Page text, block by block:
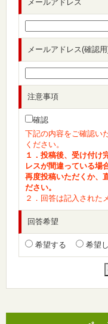
メールアドレス
メールアドレス(確認
注意事項
確認
下記の内容をご確認い
ください。
１．投稿後、受け付け
レスが間違っている場
再度投稿いただくか、
ださい。
２．回答は記入された
回答希望
希望する 希望